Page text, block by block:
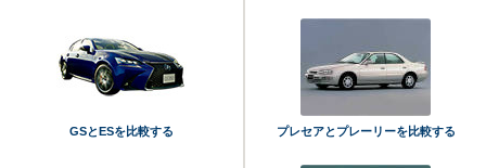
GSとESを比較する プレセアとプレーリーを比較する